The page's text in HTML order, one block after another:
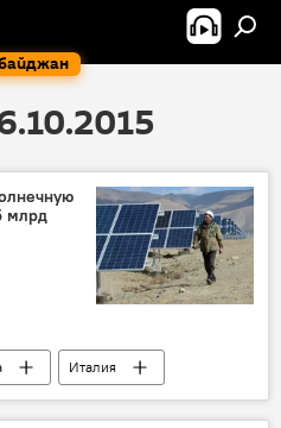
млрд
Италия
Стараче